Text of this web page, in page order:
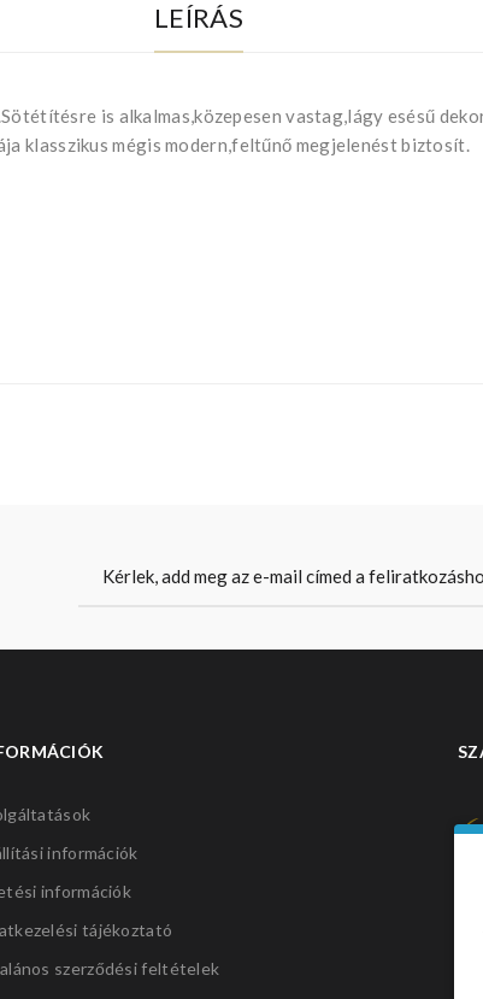
LEÍRÁS
is alkalmas,közepesen vastag,lágy esésű
klasszikus mégis modern,feltűnő megjelenést biztosít.
információk
információk
tájékoztató
szerződési feltételek